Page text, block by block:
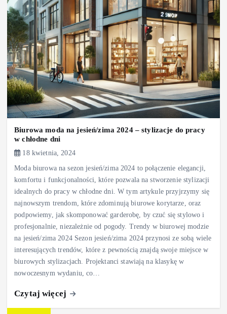
Biurowa moda na jesień/zima 2024 – stylizacje do pracy
w chłodne dni
18 kwietnia, 2024
Moda biurowa na sezon jesień/zima 2024 to połączenie elegancji,
komfortu i funkcjonalności, które pozwala na stworzenie stylizacji
idealnych do pracy w chłodne dni. W tym artykule przyjrzymy się
najnowszym trendom, które zdominują biurowe korytarze, oraz
podpowiemy, jak skomponować garderobę, by czuć się stylowo i
profesjonalnie, niezależnie od pogody. Trendy w biurowej modzie
na jesień/zima 2024 Sezon jesień/zima 2024 przynosi ze sobą wiele
interesujących trendów, które z pewnością znajdą swoje miejsce w
biurowych stylizacjach. Projektanci stawiają na klasykę w
nowoczesnym wydaniu, co…
Czytaj więcej